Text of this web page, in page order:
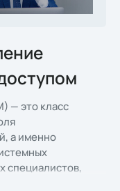
— это класс
а именно
специалистов,
и